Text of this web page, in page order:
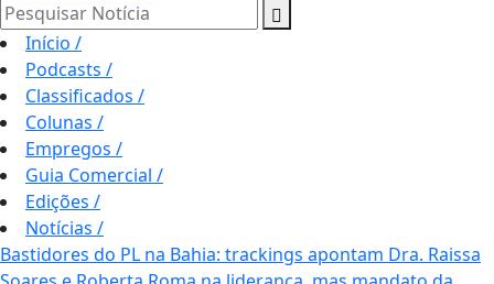
Pesquisar Notícia
Início /
Podcasts /
Classificados /
Colunas /
Empregos /
Guia Comercial /
Edições /
Notícias /
Bastidores do PL na Bahia: trackings apontam Dra. Raissa